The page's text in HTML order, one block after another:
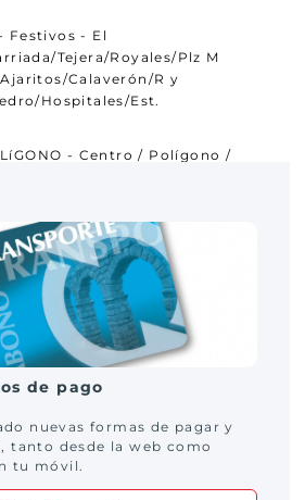
Festivos - El
Tejera/Royales/Plz M
Calaverón/R y
Hospitales/Est.
- Centro / Polígono /
de pago
nuevas formas de pagar y
tanto desde la web como
tu móvil.